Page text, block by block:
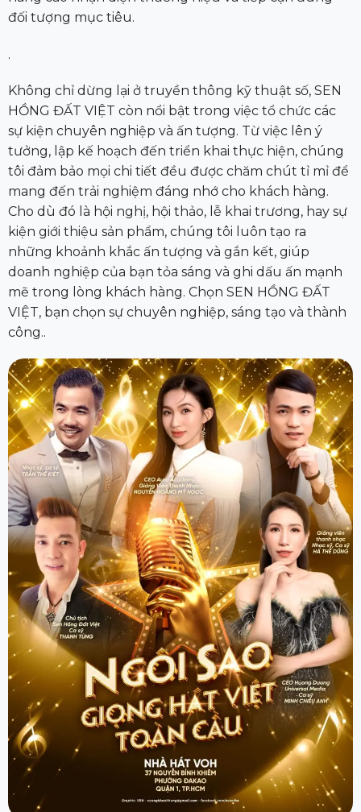
đối tượng mục tiêu.
.
Không chỉ dừng lại ở truyền thông kỹ thuật số, SEN
HỒNG ĐẤT VIỆT còn nổi bật trong việc tổ chức các
sự kiện chuyên nghiệp và ấn tượng. Từ việc lên ý
tưởng, lập kế hoạch đến triển khai thực hiện, chúng
tôi đảm bảo mọi chi tiết đều được chăm chút tỉ mỉ để
mang đến trải nghiệm đáng nhớ cho khách hàng.
Cho dù đó là hội nghị, hội thảo, lễ khai trương, hay sự
kiện giới thiệu sản phẩm, chúng tôi luôn tạo ra
những khoảnh khắc ấn tượng và gắn kết, giúp
doanh nghiệp của bạn tỏa sáng và ghi dấu ấn mạnh
mẽ trong lòng khách hàng. Chọn SEN HỒNG ĐẤT
VIỆT, bạn chọn sự chuyên nghiệp, sáng tạo và thành
công..